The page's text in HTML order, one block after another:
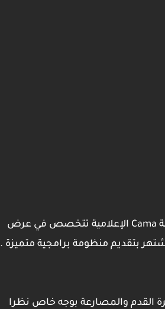
تردد قناة تنقل مباريات الدوريات الاوروبية 2020 قناة IR Cama 3 Tv الجديد وهي فضائية إيرانية تابعة لمجموعة Cama الإعلامية تتخصص في عرض
بتقديم منظومة برامجية متميزة .
القدم والمصارعة بوجه خاص نظرا